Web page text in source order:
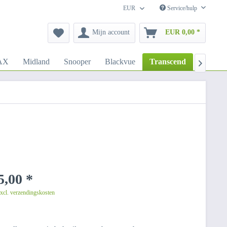
EUR Service/hulp
Mijn account EUR 0,00 *
Midland Snooper Blackvue Transcend Tivoli

*
verzendingskosten